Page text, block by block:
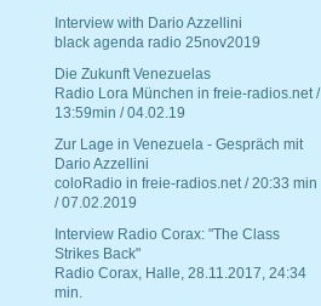
Interview with Dario Azzellini
black agenda radio 25nov2019
Die Zukunft Venezuelas
Radio Lora München in freie-radios.net /
13:59min / 04.02.19
Zur Lage in Venezuela - Gespräch mit
Dario Azzellini
coloRadio in freie-radios.net / 20:33 min
/ 07.02.2019
Interview Radio Corax: "The Class
Strikes Back"
Radio Corax, Halle, 28.11.2017, 24:34
min.